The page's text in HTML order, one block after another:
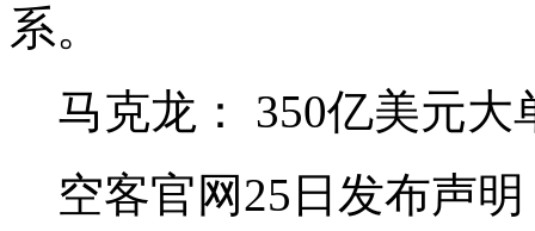
系。
马克龙： 350亿美元大
空客官网25日发布声明